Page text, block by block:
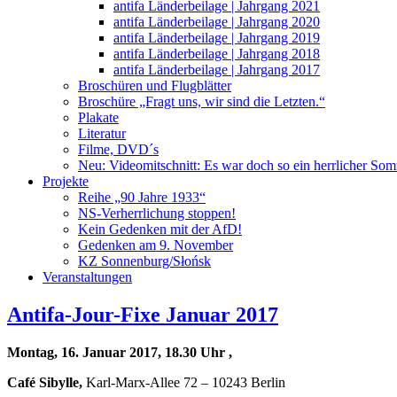
antifa Länderbeilage | Jahrgang 2021
antifa Länderbeilage | Jahrgang 2020
antifa Länderbeilage | Jahrgang 2019
antifa Länderbeilage | Jahrgang 2018
antifa Länderbeilage | Jahrgang 2017
Broschüren und Flugblätter
Broschüre „Fragt uns, wir sind die Letzten.“
Plakate
Literatur
Filme, DVD´s
Neu: Videomitschnitt: Es war doch so ein herrlicher
Projekte
Reihe „90 Jahre 1933“
NS-Verherrlichung stoppen!
Kein Gedenken mit der AfD!
Gedenken am 9. November
KZ Sonnenburg/Słońsk
Veranstaltungen
Antifa-Jour-Fixe Januar 2017
Montag, 16. Januar 2017, 18.30 Uhr ,
Café Sibylle, Karl-Marx-Allee 72 – 10243 Berlin